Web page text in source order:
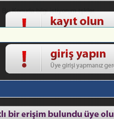
Konuda bilgi istiyorum tşkler.